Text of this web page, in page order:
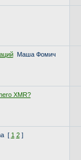
Маша Фомич
XMR?
[ 1 2 ]